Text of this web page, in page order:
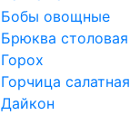
Бобы овощные
Брюква столовая
Горох
Горчица салатная
Дайкон